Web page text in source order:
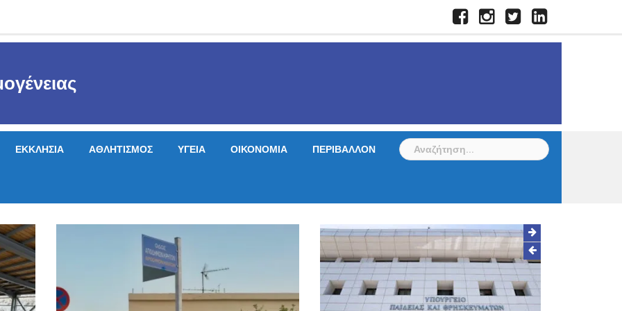
FacebookInstagramTwitterLinkedIn
ΕΚΚΛΗΣΙΑ ΑΘΛΗΤΙΣΜΟΣ ΥΓΕΙΑ ΟΙΚΟΝΟΜΙΑ ΠΕΡΙΒΑΛΛΟΝ
Αναζήτηση
για: